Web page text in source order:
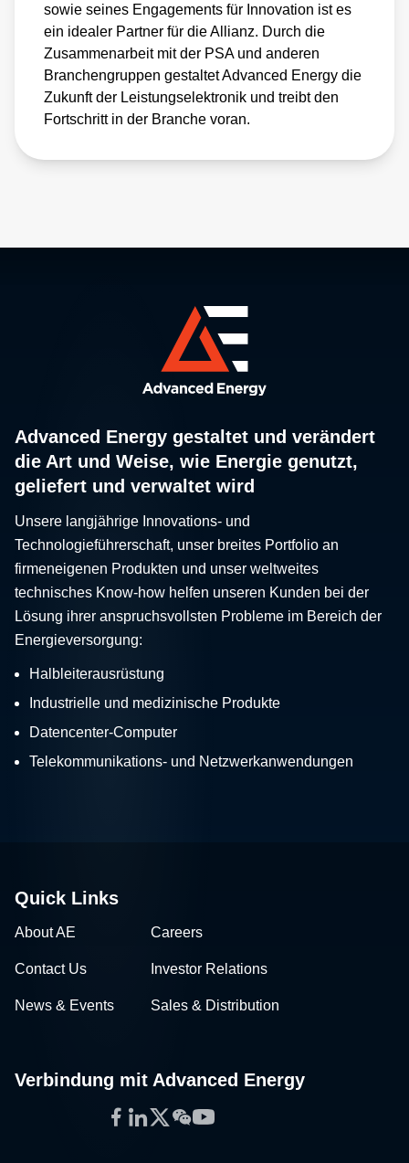
sowie seines Engagements für Innovation ist es
ein idealer Partner für die Allianz. Durch die
Zusammenarbeit mit der PSA und anderen
Branchengruppen gestaltet Advanced Energy die
Zukunft der Leistungselektronik und treibt den
Fortschritt in der Branche voran.
Advanced Energy gestaltet und verändert
die Art und Weise, wie Energie genutzt,
geliefert und verwaltet wird
Unsere langjährige Innovations- und
Technologieführerschaft, unser breites Portfolio an
firmeneigenen Produkten und unser weltweites
technisches Know-how helfen unseren Kunden bei der
Lösung ihrer anspruchsvollsten Probleme im Bereich der
Energieversorgung:
Halbleiterausrüstung
Industrielle und medizinische Produkte
Datencenter-Computer
Telekommunikations- und Netzwerkanwendungen
Quick Links
About AE Careers
Contact Us Investor Relations
News & Events Sales & Distribution
Verbindung mit Advanced Energy
Facebook
LinkedIn
Twitter
WeChat
YouTube